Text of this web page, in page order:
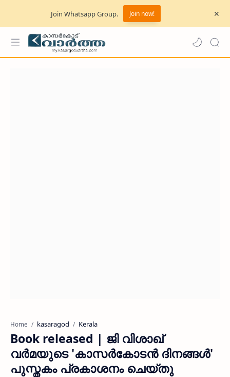
Join Whatsapp Group. Join now!
Home kasaragod Kerala
Book released | ജി വിശാഖ്
വർമയുടെ 'കാസർകോടൻ ദിനങ്ങൾ'
പുസ്തകം പ്രകാശനം ചെയ്തു